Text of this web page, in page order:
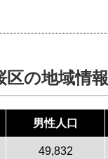
区の地域情報
男性人口
49,832